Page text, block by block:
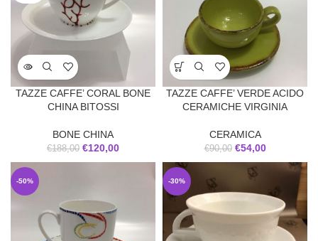
TAZZE CAFFE’ CORAL BONE
CHINA BITOSSI
BONE CHINA
€188,00 €120,00
TAZZE CAFFE’ VERDE ACIDO
CERAMICHE VIRGINIA
CERAMICA
€90,00 €54,00
-50% -30%